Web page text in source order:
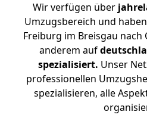
Wir verfügen über
Umzugsbereich und
Freiburg im Breisgau
anderem auf
spezialisiert. Unser
professionellen
spezialisieren, alle